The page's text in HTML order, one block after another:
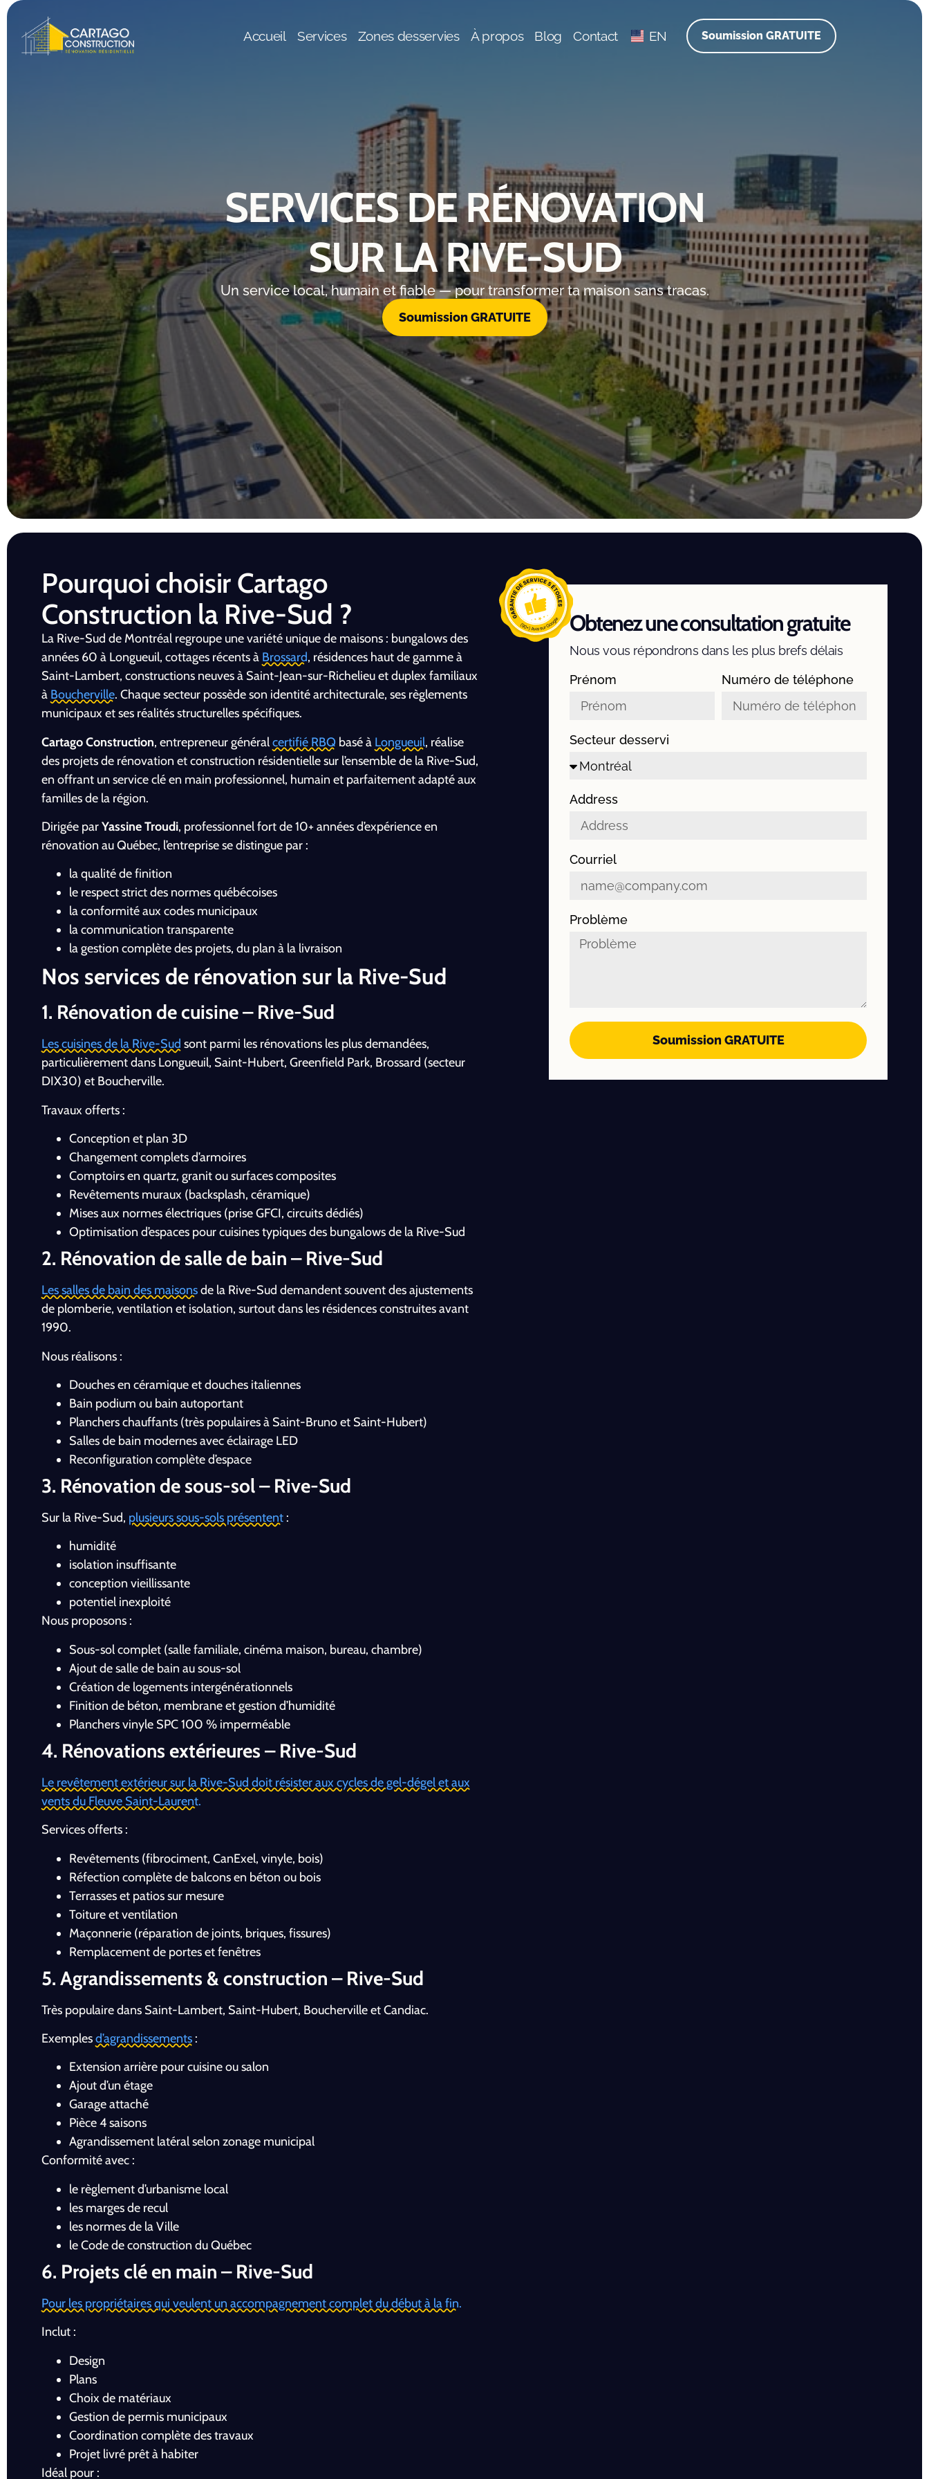
Accueil Services Zones desservies À propos Blog Contact EN Soumission GRATUITE
SERVICES DE RÉNOVATION
SUR LA RIVE-SUD
Un service local, humain et fiable — pour transformer ta maison sans tracas.
Soumission GRATUITE
Pourquoi choisir Cartago
Construction la Rive-Sud ?
La Rive-Sud de Montréal regroupe une variété unique de maisons : bungalows des
années 60 à Longueuil, cottages récents à Brossard, résidences haut de gamme à
Saint-Lambert, constructions neuves à Saint-Jean-sur-Richelieu et duplex familiaux
à Boucherville. Chaque secteur possède son identité architecturale, ses règlements
municipaux et ses réalités structurelles spécifiques.
Cartago Construction, entrepreneur généralcertifié RBQ basé à Longueuil, réalise
des projets de rénovation et construction résidentielle sur l’ensemble de la Rive-Sud,
en offrant un service clé en main professionnel, humain et parfaitement adapté aux
familles de la région.
Dirigée parYassine Troudi, professionnel fort de 10+ années d’expérience en
rénovation au Québec, l’entreprise se distingue par :
la qualité de finition
le respect strict des normes québécoises
la conformité aux codes municipaux
la communication transparente
la gestion complète des projets, du plan à la livraison
Nos services de rénovation sur la Rive-Sud
1. Rénovation de cuisine – Rive-Sud
Les cuisines de la Rive-Sud sont parmi les rénovations les plus demandées,
particulièrement dans Longueuil, Saint-Hubert, Greenfield Park, Brossard (secteur
DIX30) et Boucherville.
Travaux offerts :
Conception et plan 3D
Changement complets d’armoires
Comptoirs en quartz, granit ou surfaces composites
Revêtements muraux (backsplash, céramique)
Mises aux normes électriques (prise GFCI, circuits dédiés)
Optimisation d’espaces pour cuisines typiques des bungalows de la Rive-Sud
2. Rénovation de salle de bain – Rive-Sud
Les salles de bain des maisonsde la Rive-Sud demandent souvent des ajustements
de plomberie, ventilation et isolation, surtout dans les résidences construites avant
1990.
Nous réalisons :
Douches en céramique et douches italiennes
Bain podium ou bain autoportant
Planchers chauffants (très populaires à Saint-Bruno et Saint-Hubert)
Salles de bain modernes avec éclairage LED
Reconfiguration complète d’espace
3. Rénovation de sous-sol – Rive-Sud
Sur la Rive-Sud, plusieurs sous-sols présentent :
humidité
isolation insuffisante
conception vieillissante
potentiel inexploité
Nous proposons :
Sous-sol complet (salle familiale, cinéma maison, bureau, chambre)
Ajout de salle de bain au sous-sol
Création de logements intergénérationnels
Finition de béton, membrane et gestion d’humidité
Planchers vinyle SPC 100 % imperméable
4. Rénovations extérieures – Rive-Sud
Le revêtement extérieur sur la Rive-Sud doit résister aux cycles de gel-dégel et aux
vents du Fleuve Saint-Laurent.
Services offerts :
Revêtements (fibrociment, CanExel, vinyle, bois)
Réfection complète de balcons en béton ou bois
Terrasses et patios sur mesure
Toiture et ventilation
Maçonnerie (réparation de joints, briques, fissures)
Remplacement de portes et fenêtres
5. Agrandissements & construction – Rive-Sud
Très populaire dans Saint-Lambert, Saint-Hubert, Boucherville et Candiac.
Exemplesd’agrandissements :
Extension arrière pour cuisine ou salon
Ajout d’un étage
Garage attaché
Pièce 4 saisons
Agrandissement latéral selon zonage municipal
Conformité avec :
le règlement d’urbanisme local
les marges de recul
les normes de la Ville
le Code de construction du Québec
6. Projets clé en main – Rive-Sud
Pour les propriétaires qui veulent un accompagnement complet du début à la fin.
Inclut :
Design
Plans
Choix de matériaux
Gestion de permis municipaux
Coordination complète des travaux
Projet livré prêt à habiter
Idéal pour :
Obtenez une consultation gratuite
Nous vous répondrons dans les plus brefs délais
Prénom
Numéro de téléphone
Secteur desservi
Address
Courriel
Problème
Soumission GRATUITE